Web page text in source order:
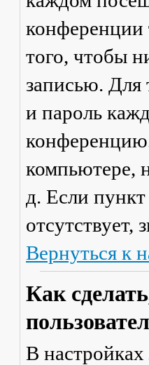
конференции
того, чтобы
записью. Для
и пароль
компьютере,
д. Если пункт
Вернуться к
Как
В